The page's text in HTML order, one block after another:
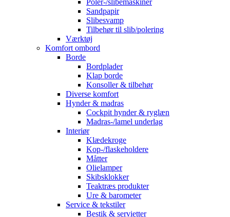
Poler-/slibemaskiner
Sandpapir
Slibesvamp
Tilbehør til slib/polering
Værktøj
Komfort ombord
Borde
Bordplader
Klap borde
Konsoller & tilbehør
Diverse komfort
Hynder & madras
Cockpit hynder & ryglæn
Madras-/lamel underlag
Interiør
Klædekroge
Kop-/flaskeholdere
Måtter
Olielamper
Skibsklokker
Teaktræs produkter
Ure & barometer
Service & tekstiler
Bestik & servietter